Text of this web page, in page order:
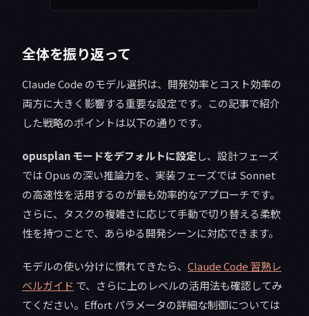
全体を振り返って
Claude Code のモデル選択は、開発効率とコスト効率の
両方に大きく影響する重要な設定です。この記事で紹介
した戦略のポイントは以下の通りです。
opusplan モードをデフォルトに設定し、設計フェーズ
では Opus の深い推論力を、実装フェーズでは Sonnet
の高速性を活用するのが最も効率的なアプローチです。
さらに、タスクの複雑さに応じて手動で切り替える柔軟
性を持つことで、あらゆる開発シーンに対応できます。
モデルの使い分けに慣れてきたら、 Claude Code 習熟レ
ベルガイド で、さらに上のレベルの活用法も確認してみ
てください。Effort パラメータの詳細な制御については